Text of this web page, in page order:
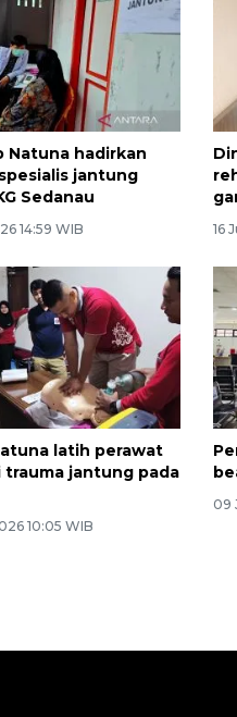
Natuna hadirkan
jantung
Sedanau
14:59 WIB 16
latih perawat
trauma jantung pada
10:05 WIB
09